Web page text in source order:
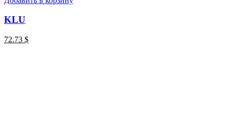
KLU
72.73 $